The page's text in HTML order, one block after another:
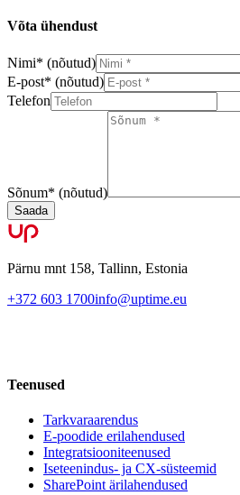
Võta ühendust
Nimi* (nõutud)
E-post* (nõutud)
Telefon
Sõnum* (nõutud)
Saada
Pärnu mnt 158, Tallinn, Estonia
+372 603 1700info@uptime.eu
Teenused
Tarkvaraarendus
E-poodide erilahendused
Integratsiooniteenused
Iseteenindus- ja CX-süsteemid
SharePoint ärilahendused